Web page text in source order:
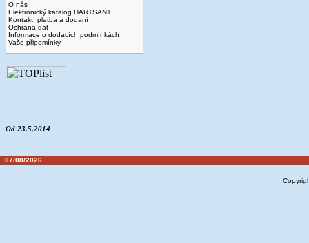
O nás
Elektronický katalog HARTSANT
Kontakt, platba a dodaní
Ochrana dat
Informace o dodacích podmínkách
Vaše připomínky
Od 23.5.2014
07/08/2026